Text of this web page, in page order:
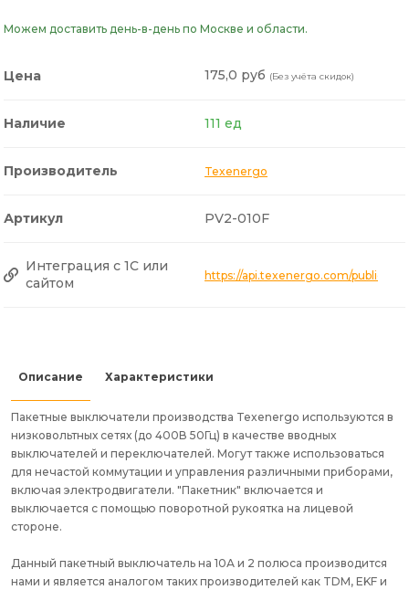
Можем доставить день-в-день по Москве и области.
Цена 175,0 руб (Без учёта скидок)
Наличие 111 ед
Производитель Texenergo
Артикул PV2-010F
Интеграция с 1С или
сайтом
https://api.texenergo.com/public/
Описание Характеристики
Пакетные выключатели производства Texenergo используются в
низковольтных сетях (до 400В 50Гц) в качестве вводных
выключателей и переключателей. Могут также использоваться
для нечастой коммутации и управления различными приборами,
включая электродвигатели. "Пакетник" включается и
выключается с помощью поворотной рукоятка на лицевой
стороне.
Данный пакетный выключатель на 10А и 2 полюса производится
нами и является аналогом таких производителей как TDM, EKF и